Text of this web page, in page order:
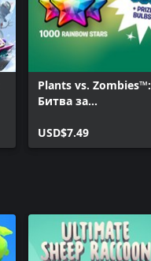
Plants vs. Zombies™:
Битва за
звёздный набор
USD$7.49